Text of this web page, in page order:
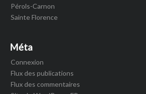
Pérols-Carnon
Sainte Florence
Méta
Connexion
Flux des publications
Flux des commentaires